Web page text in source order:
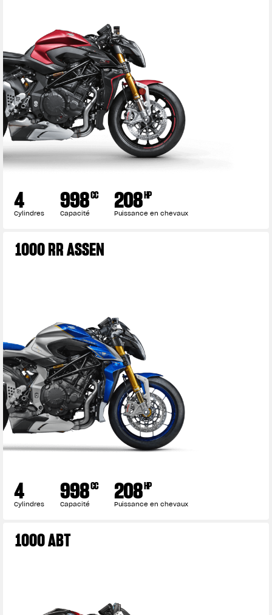
4
Cylindres 998CC
Capacité 208HP
Puissance en chevaux
1000 RR ASSEN
4
Cylindres 998CC
Capacité 208HP
Puissance en chevaux
1000 ABT